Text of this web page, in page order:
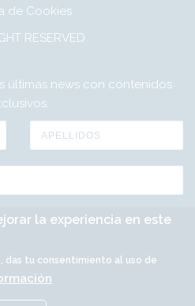
de Cookies
RESERVED
últimas news con contenidos
la experiencia en este
das tu consentimiento al uso de